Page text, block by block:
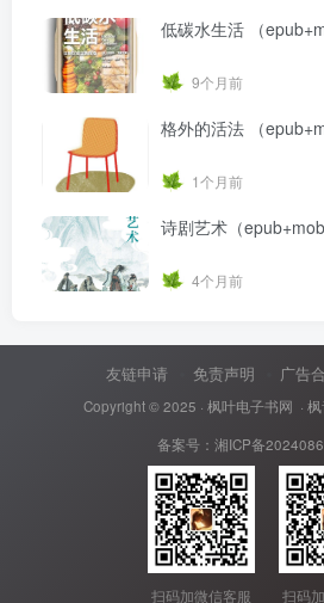
低碳水生活 （
9个月前
格外的活法 （
1个月前
诗剧艺术（
4个月前
友链申请 免责声明 广告
Copyright © 2025 · 枫叶电子书网 ·
备案号： 湘ICP备
扫码加微信客服 扫码